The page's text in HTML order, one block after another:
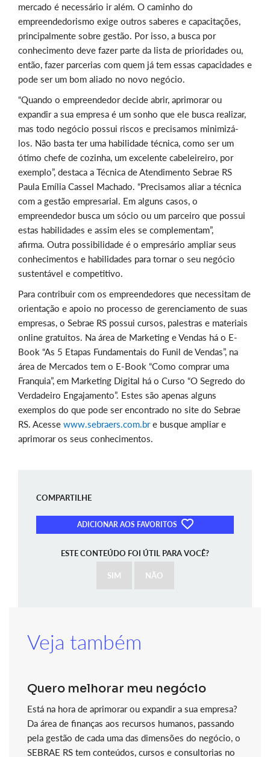
mercado é necessário ir além. O caminho do
empreendedorismo exige outros saberes e capacitações,
principalmente sobre gestão. Por isso, a busca por
conhecimento deve fazer parte da lista de prioridades ou,
então, fazer parcerias com quem já tem essas capacidades e
pode ser um bom aliado no novo negócio.
“Quando o empreendedor decide abrir, aprimorar ou
expandir a sua empresa é um sonho que ele busca realizar,
mas todo negócio possui riscos e precisamos minimizá-
los. Não basta ter uma habilidade técnica, como ser um
ótimo chefe de cozinha, um excelente cabeleireiro, por
exemplo”, destaca a Técnica de Atendimento Sebrae RS
Paula Emília Cassel Machado. “Precisamos aliar a técnica
com a gestão empresarial. Em alguns casos, o
empreendedor busca um sócio ou um parceiro que possui
estas habilidades e assim eles se complementam”,
afirma. Outra possibilidade é o empresário ampliar seus
conhecimentos e habilidades para tornar o seu negócio
sustentável e competitivo.
Para contribuir com os empreendedores que necessitam de
orientação e apoio no processo de gerenciamento de suas
empresas, o Sebrae RS possui cursos, palestras e materiais
online gratuitos. Na área de Marketing e Vendas há o E-
Book “As 5 Etapas Fundamentais do Funil de Vendas”, na
área de Mercados tem o E-Book “Como comprar uma
Franquia”, em Marketing Digital há o Curso “O Segredo do
Verdadeiro Engajamento”. Estes são apenas alguns
exemplos do que pode ser encontrado no site do Sebrae
RS. Acesse www.sebraers.com.bre busque ampliar e
aprimorar os seus conhecimentos.
COMPARTILHE
ADICIONAR AOS FAVORITOS
ESTE CONTEÚDO FOI ÚTIL PARA VOCÊ?
SIM NÃO
Veja também
Quero melhorar meu negócio
Está na hora de aprimorar ou expandir a sua empresa?
Da área de finanças aos recursos humanos, passando
pela gestão de cada uma das dimensões do negócio, o
SEBRAE RS tem conteúdos, cursos e consultorias no